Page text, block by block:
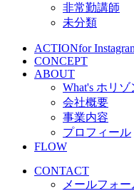
非常勤講師
未分類
ACTIONfor
CONCEPT
ABOUT
What's ホリ
会社概要
事業内容
プロフィール
FLOW
CONTACT
メールフォー